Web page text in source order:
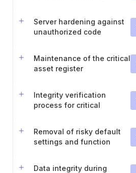
Server hardening against
unauthorized code
Maintenance of the critical
asset register
Integrity verification
process for critical
Removal of risky default
settings and function
Data integrity during